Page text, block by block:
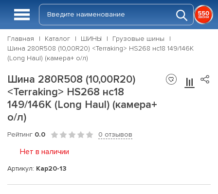
Главная Каталог ШИНЫ
Грузовые шины
Шина 280R508 (10,00R20) <Terraking> HS268 нс18 149/146K
(Long Haul) (камера+ о/л)
Шина 280R508 (10,00R20)
<Terraking> HS268 нс18
149/146K (Long Haul) (камера+
о/л)
Рейтинг 0.0 0 отзывов
Нет в наличии
Артикул: Kap20-13